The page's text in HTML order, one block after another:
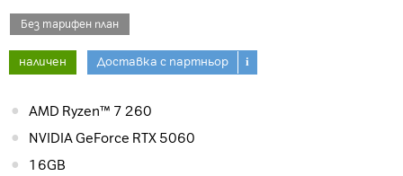
Без тарифен план
наличен Доставка с партньор i
AMD Ryzen™ 7 260
NVIDIA GeForce RTX 5060
16GB